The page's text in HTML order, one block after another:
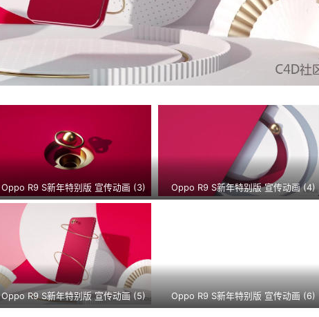
Oppo R9 S新年特别版 宣传动画 (3) Oppo R9 S新年特别版 宣传动画 (4)
Oppo R9 S新年特别版 宣传动画 (5)